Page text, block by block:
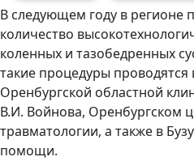
В следующем году в регионе
количество
коленных и тазобедренных
такие процедуры проводятся
Оренбургской областной
В.И. Войнова, Оренбургском
травматологии, а также в
помощи.